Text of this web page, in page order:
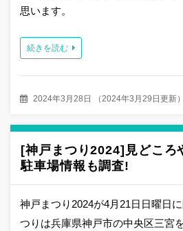
思います。
続きを読む
2024年3月28日 （ 2024年3月29日更新）
[神戸まつり2024]見どころ
駐車場情報も調査!
神戸まつり2024が4月21日日曜日
つりは兵庫県神戸市の中央区三宮